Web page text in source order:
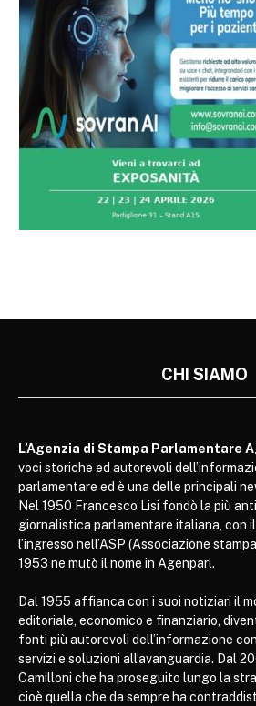
CHI SIAMO
L’Agenzia di Stampa Parlamentare
voci storiche ed autorevoli
parlamentare ed è una delle principali
Nel 1950 Francesco Lisi fondò la più
giornalistica parlamentare italiana, con il
l’ingresso nell’ASP (Associazione
1953 ne mutò il nome in Agenparl.
Dal 1955 affianca con i suoi notiziari il
editoriale, economico e finanziario,
fonti più autorevoli dell’informazione
servizi e soluzioni all’avanguardia. Dal
Camilloni che ha proseguito lungo la
cioè quella che da sempre ha